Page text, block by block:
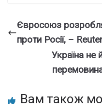
Євросоюз
проти Росії, –
Україна не
Вам також